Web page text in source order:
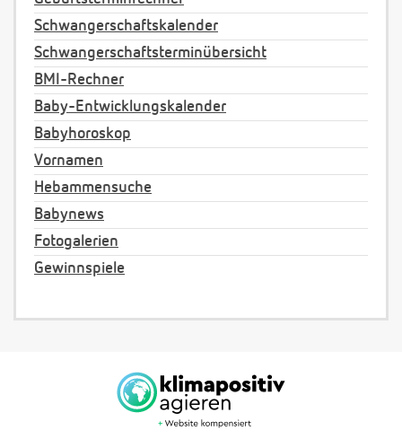
Schwangerschaftskalender
Schwangerschaftsterminübersicht
BMI-Rechner
Baby-Entwicklungskalender
Babyhoroskop
Vornamen
Hebammensuche
Babynews
Fotogalerien
Gewinnspiele